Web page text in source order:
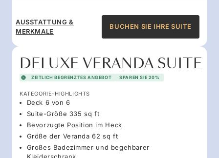
AUSSTATTUNG &
MERKMALE
BUCHEN SIE IHRE SUITE
DELUXE VERANDA SUITE
ZEITLICH BEGRENZTES ANGEBOT SPAREN SIE 20%
KATEGORIE-HIGHLIGHTS
Deck 6 von 6
Suite-Größe 335 sq ft
Bevorzugte Position im Heck
Größe der Veranda 62 sq ft
Großes Badezimmer und begehbarer
Kleiderschrank